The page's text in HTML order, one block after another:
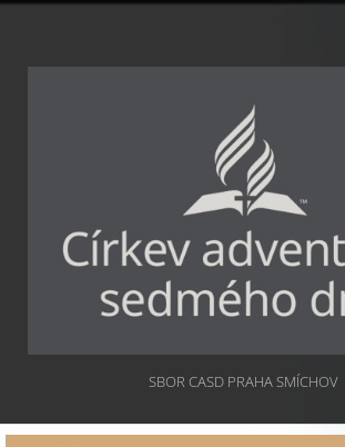
SBOR CASD PRAHA SMÍCHOV